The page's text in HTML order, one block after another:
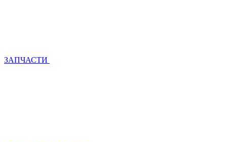
ЗАПЧАСТИ